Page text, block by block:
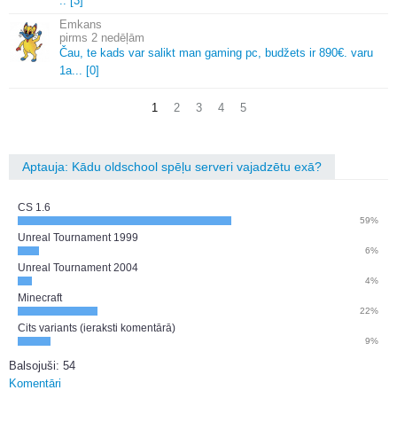
Emkans
2 nedēļām
Čau, te kads var salikt man gaming pc, budžets ir 890€. varu
1a... [0]
1 2 3 4 5
Aptauja: Kādu oldschool spēļu serveri vajadzētu exā?
CS 1.6
59%
Unreal Tournament 1999
6%
Unreal Tournament 2004
4%
Minecraft
22%
Cits variants (ieraksti komentārā)
9%
Balsojuši: 54
Komentāri